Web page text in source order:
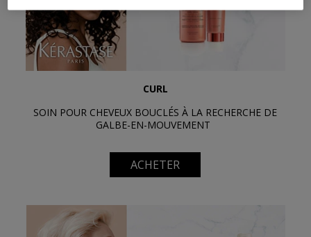
CURL
SOIN POUR CHEVEUX BOUCLÉS À LA RECHERCHE DE
GALBE-EN-MOUVEMENT
ACHETER